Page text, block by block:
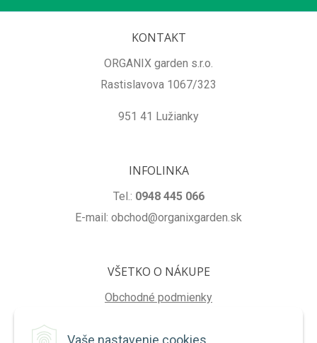
Vaše nastavenie cookies
KONTAKT
ORGANIX garden s.r.o.
Rastislavova 1067/323
951 41 Lužianky
INFOLINKA
Tel.: 0948 445 066
E-mail: obchod@organixgarden.sk
VŠETKO O NÁKUPE
Obchodné podmienky
Reklamačné podmienky